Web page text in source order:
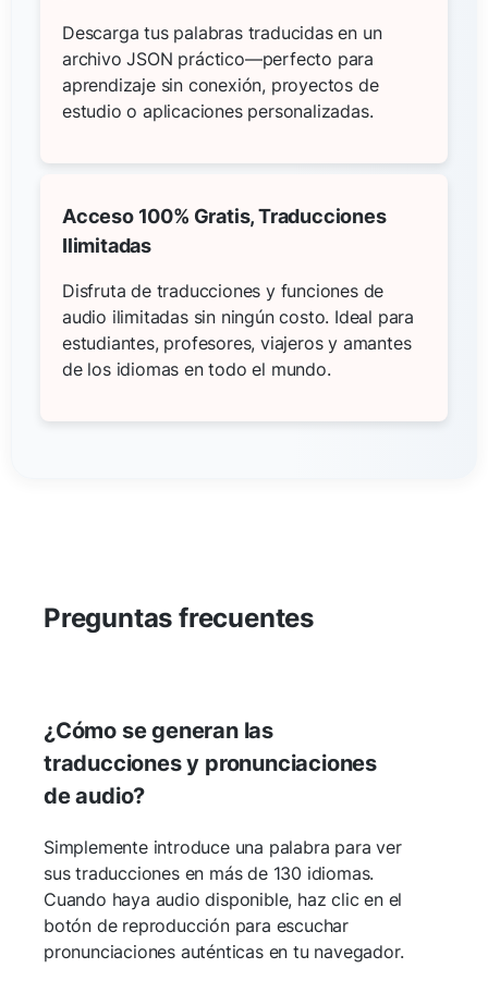
Descarga tus palabras traducidas en un
archivo JSON práctico—perfecto para
aprendizaje sin conexión, proyectos de
estudio o aplicaciones personalizadas.
Acceso 100% Gratis, Traducciones
Ilimitadas
Disfruta de traducciones y funciones de
audio ilimitadas sin ningún costo. Ideal para
estudiantes, profesores, viajeros y amantes
de los idiomas en todo el mundo.
Preguntas frecuentes
¿Cómo se generan las
traducciones y pronunciaciones
de audio?
Simplemente introduce una palabra para ver
sus traducciones en más de 130 idiomas.
Cuando haya audio disponible, haz clic en el
botón de reproducción para escuchar
pronunciaciones auténticas en tu navegador.